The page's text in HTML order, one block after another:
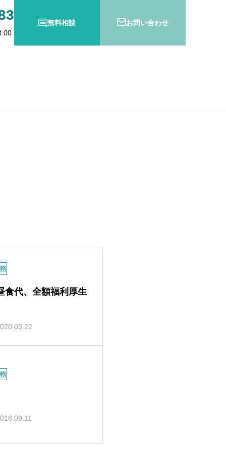
無料相談 お問い合わせ
食代、全額福利厚生